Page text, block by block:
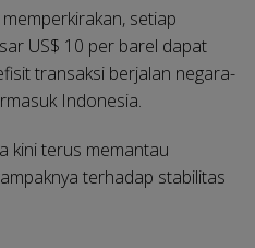
setiap
US$ 10 per barel dapat
transaksi berjalan negara-
Indonesia.
kini terus memantau
terhadap stabilitas